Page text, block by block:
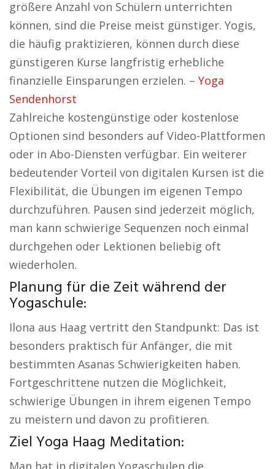
größere Anzahl von Schülern unterrichten
können, sind die Preise meist günstiger. Yogis,
die häufig praktizieren, können durch diese
günstigeren Kurse langfristig erhebliche
finanzielle Einsparungen erzielen. – Yoga
Sendenhorst
Zahlreiche kostengünstige oder kostenlose
Optionen sind besonders auf Video-Plattformen
oder in Abo-Diensten verfügbar. Ein weiterer
bedeutender Vorteil von digitalen Kursen ist die
Flexibilität, die Übungen im eigenen Tempo
durchzuführen. Pausen sind jederzeit möglich,
man kann schwierige Sequenzen noch einmal
durchgehen oder Lektionen beliebig oft
wiederholen.
Planung für die Zeit während der
Yogaschule:
Ilona aus Haag vertritt den Standpunkt: Das ist
besonders praktisch für Anfänger, die mit
bestimmten Asanas Schwierigkeiten haben.
Fortgeschrittene nutzen die Möglichkeit,
schwierige Übungen in ihrem eigenen Tempo
zu meistern und davon zu profitieren.
Ziel Yoga Haag Meditation:
Man hat in digitalen Yogaschulen die